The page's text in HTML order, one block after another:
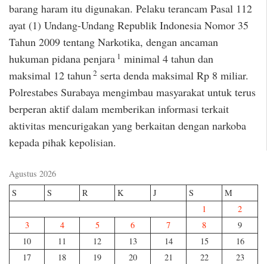
barang haram itu digunakan. Pelaku terancam Pasal 112
ayat (1) Undang-Undang Republik Indonesia Nomor 35
Tahun 2009 tentang Narkotika, dengan ancaman
hukuman pidana penjara 1 minimal 4 tahun dan
maksimal 12 tahun2 serta denda maksimal Rp 8 miliar.
Polrestabes Surabaya mengimbau masyarakat untuk terus
berperan aktif dalam memberikan informasi terkait
aktivitas mencurigakan yang berkaitan dengan narkoba
kepada pihak kepolisian.
Agustus 2026
S
S R K J S
M
1
2
3
4 5 6 7 8
9
10
11 12 13 14 15
16
17
18 19 20 21 22
23